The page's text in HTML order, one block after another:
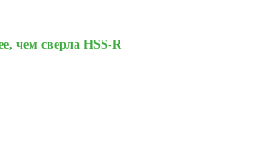
чем сверла HSS-R